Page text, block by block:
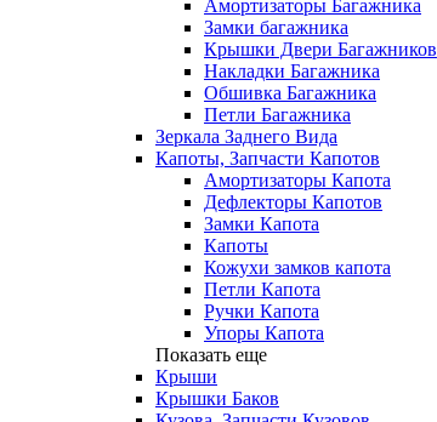
Амортизаторы Багажника
Замки багажника
Крышки Двери Багажников
Накладки Багажника
Обшивка Багажника
Петли Багажника
Зеркала Заднего Вида
Капоты, Запчасти Капотов
Амортизаторы Капота
Дефлекторы Капотов
Замки Капота
Капоты
Кожухи замков капота
Петли Капота
Ручки Капота
Упоры Капота
Показать еще
Крыши
Крышки Баков